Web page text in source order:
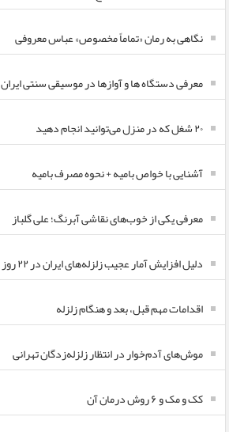
نگاهی به رمان «تماماً مخصوص» عباس معروفی
معرفی دستگاه ها و آوازها در موسیقی سنتی ایران
۲۰ شغل که در منزل می‌توانید انجام دهید
آشنایی با خواص بامیه + نحوه مصرف بامیه
معرفی یکی از خوب‌های نقاشی آبرنگ؛ علی گلباز
دلیل افزایش آمار عجیب زلزله‌های ایران در ۲۲ روز اخیر
اقدامات مهم قبل، بعد و هنگام زلزله
موش‌های آدم‌خوار در انتظار زلزله‌زدگان تهرانی
کک و مک و ۶ روش درمان آن